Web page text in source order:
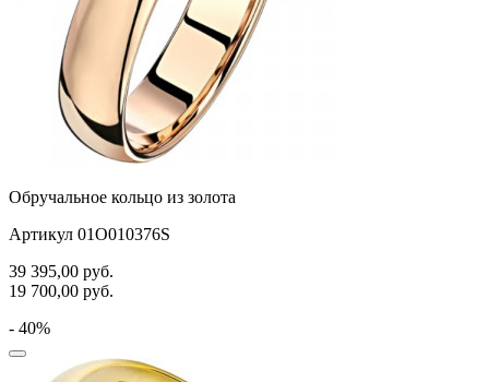
Обручальное кольцо из золота
Артикул 01О010376S
39 395,00 руб.
19 700,00 руб.
- 40%